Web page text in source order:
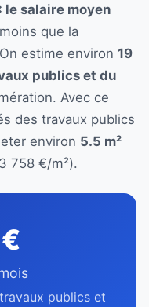
le salaire moyen
que la
estime environ 19
publics et du
Avec ce
des travaux publics
environ 5.5 m²
758 €/m²).
publics et